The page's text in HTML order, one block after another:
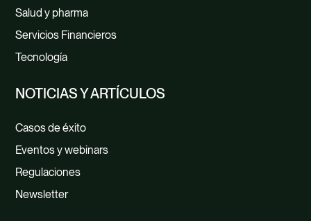
Salud y pharma
Servicios Financieros
Tecnología
NOTICIAS Y ARTÍCULOS
Casos de éxito
Eventos y webinars
Regulaciones
Newsletter